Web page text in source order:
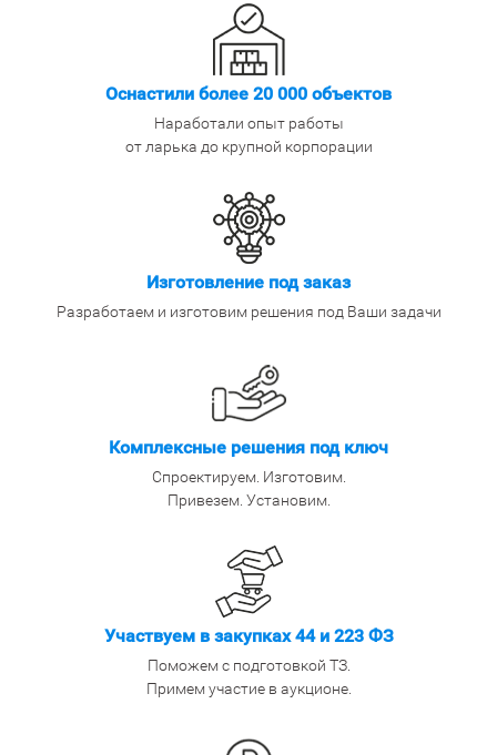
Оснастили более 20 000 объектов
Наработали опыт работы
от ларька до крупной корпорации
Изготовление под заказ
Разработаем и изготовим решения под Ваши задачи
Комплексные решения под ключ
Спроектируем. Изготовим.
Привезем. Установим.
Участвуем в закупках 44 и 223 ФЗ
Поможем с подготовкой ТЗ.
Примем участие в аукционе.